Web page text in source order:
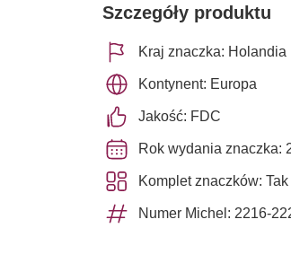
Szczegóły produktu
Kraj znaczka: Holandia
Kontynent: Europa
Jakość: FDC
Rok wydania znaczka:
Komplet znaczków: Tak
Numer Michel: 2216-